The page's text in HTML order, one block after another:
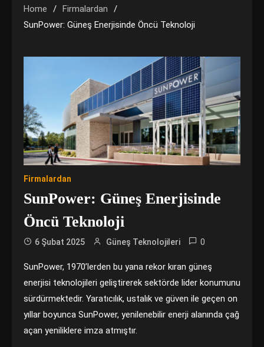
Home
Firmalardan
SunPower: Güneş Enerjisinde Öncü Teknoloji
Firmalardan
SunPower: Güneş Enerjisinde
Öncü Teknoloji
6 Şubat 2025 Güneş Teknolojileri 0
SunPower, 1970’lerden bu yana rekor kıran güneş
enerjisi teknolojileri geliştirerek sektörde lider konumunu
sürdürmektedir. Yaratıcılık, ustalık ve güven ile geçen on
yıllar boyunca SunPower, yenilenebilir enerji alanında çağ
açan yeniliklere imza atmıştır.